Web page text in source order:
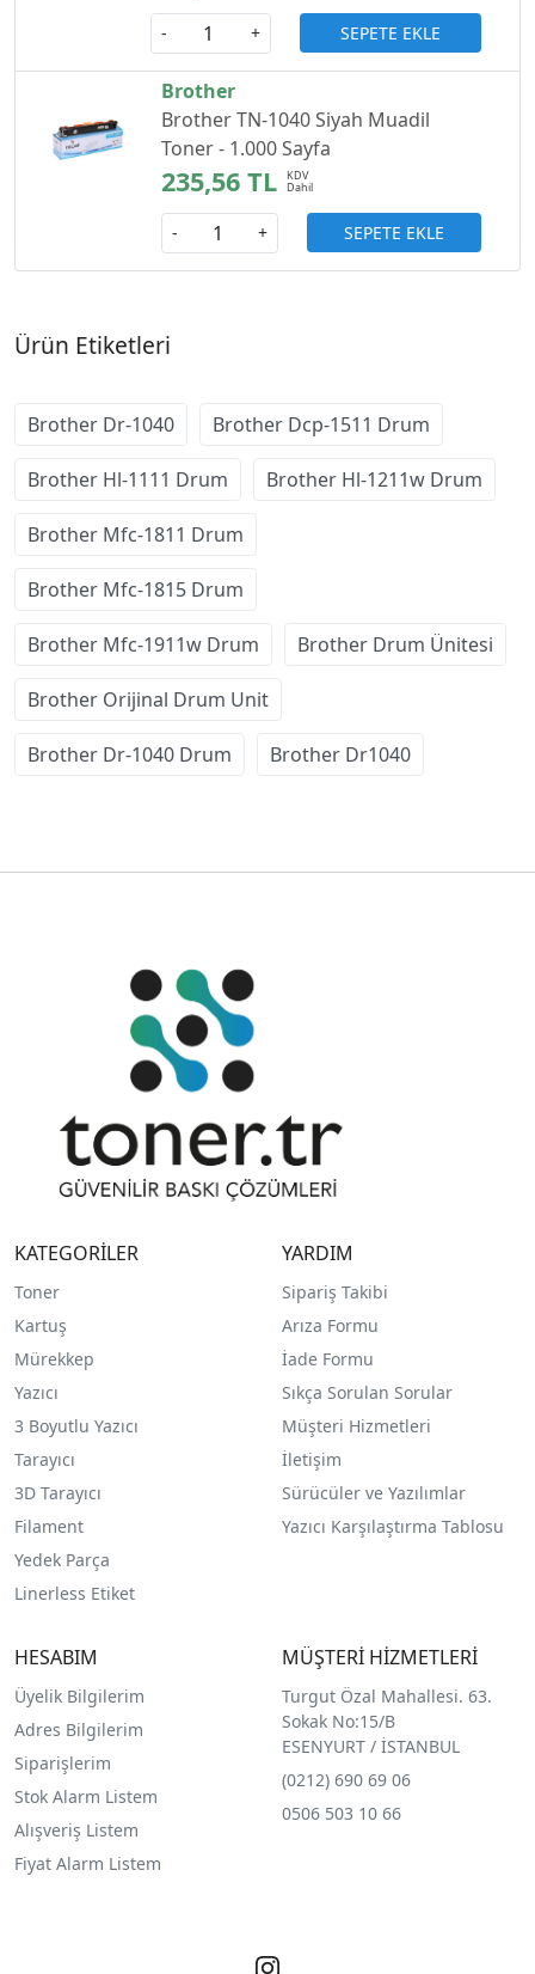
- + SEPETE EKLE
Brother
Brother TN-1040 Siyah Muadil
Toner - 1.000 Sayfa
235,56 TL
- + SEPETE EKLE
Ürün Etiketleri
Brother Dr-1040 Brother Dcp-1511 Drum
Brother Hl-1111 Drum Brother Hl-1211w Drum
Brother Mfc-1811 Drum
Brother Mfc-1815 Drum
Brother Mfc-1911w Drum Brother Drum Ünitesi
Brother Orijinal Drum Unit
Brother Dr-1040 Drum Brother Dr1040
KATEGORİLER
Toner
Kartuş
Mürekkep
Yazıcı
3 Boyutlu Yazıcı
Tarayıcı
3D Tarayıcı
Filament
Yedek Parça
Linerless Etiket
YARDIM
Sipariş Takibi
Arıza Formu
İade Formu
Sıkça Sorulan Sorular
Müşteri Hizmetleri
İletişim
Sürücüler ve Yazılımlar
Yazıcı Karşılaştırma Tablosu
HESABIM
Üyelik Bilgilerim
Adres Bilgilerim
Siparişlerim
Stok Alarm Listem
Alışveriş Listem
Fiyat Alarm Listem
MÜŞTERİ HİZMETLERİ
Turgut Özal Mahallesi. 63.
Sokak No:15/B
ESENYURT / İSTANBUL
(0212) 690 69 06
0506 503 10 66